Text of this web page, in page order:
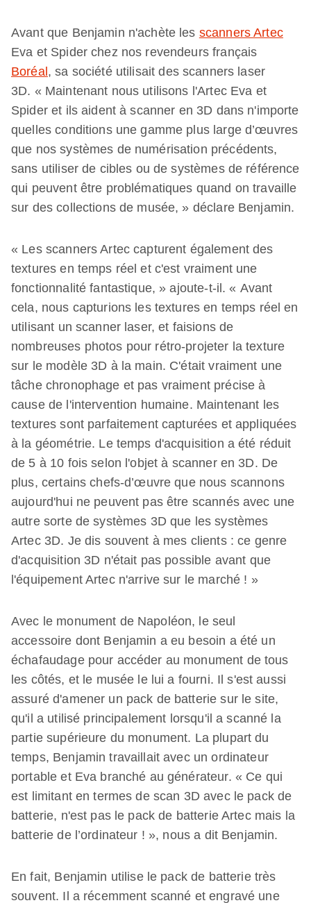
Avant que Benjamin n'achète les scanners Artec
Eva et Spider chez nos revendeurs français
Boréal , sa société utilisait des scanners laser
3D. « Maintenant nous utilisons l'Artec Eva et
Spider et ils aident à scanner en 3D dans n'importe
quelles conditions une gamme plus large d’œuvres
que nos systèmes de numérisation précédents,
sans utiliser de cibles ou de systèmes de référence
qui peuvent être problématiques quand on travaille
sur des collections de musée, » déclare Benjamin.
« Les scanners Artec capturent également des
textures en temps réel et c'est vraiment une
fonctionnalité fantastique, » ajoute-t-il. « Avant
cela, nous capturions les textures en temps réel en
utilisant un scanner laser, et faisions de
nombreuses photos pour rétro-projeter la texture
sur le modèle 3D à la main. C'était vraiment une
tâche chronophage et pas vraiment précise à
cause de l'intervention humaine. Maintenant les
textures sont parfaitement capturées et appliquées
à la géométrie. Le temps d'acquisition a été réduit
de 5 à 10 fois selon l'objet à scanner en 3D. De
plus, certains chefs-d’œuvre que nous scannons
aujourd'hui ne peuvent pas être scannés avec une
autre sorte de systèmes 3D que les systèmes
Artec 3D. Je dis souvent à mes clients : ce genre
d'acquisition 3D n'était pas possible avant que
l'équipement Artec n'arrive sur le marché ! »
Avec le monument de Napoléon, le seul
accessoire dont Benjamin a eu besoin a été un
échafaudage pour accéder au monument de tous
les côtés, et le musée le lui a fourni. Il s'est aussi
assuré d'amener un pack de batterie sur le site,
qu'il a utilisé principalement lorsqu'il a scanné la
partie supérieure du monument. La plupart du
temps, Benjamin travaillait avec un ordinateur
portable et Eva branché au générateur. « Ce qui
est limitant en termes de scan 3D avec le pack de
batterie, n'est pas le pack de batterie Artec mais la
batterie de l’ordinateur ! », nous a dit Benjamin.
En fait, Benjamin utilise le pack de batterie très
souvent. Il a récemment scanné et engravé une